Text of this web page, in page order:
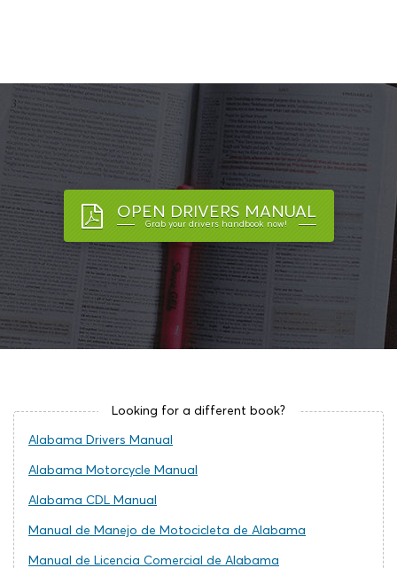
OPEN DRIVERS MANUAL
Grab your drivers handbook now!
Looking for a different book?
Alabama Drivers Manual
Alabama Motorcycle Manual
Alabama CDL Manual
Manual de Manejo de Motocicleta de Alabama
Manual de Licencia Comercial de Alabama